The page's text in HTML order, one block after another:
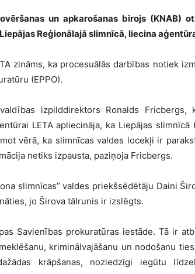
un apkarošanas birojs (KNAB)
Reģionālajā slimnīcā, liecina
zināms, ka procesuālās darbības notiek
(EPPO).
izpilddirektors Ronalds
LETA apliecināja, ka Liepājas
vērā, ka slimnīcas valdes locekļi ir
netiks izpausta, paziņoja Fricbergs.
slimnīcas” valdes priekšsēdētāju Daini
jo Širova tālrunis ir izslēgts.
Savienības prokuratūras iestāde. Tā ir
kriminālvajāšanu un nodošanu
krāpšanas, noziedzīgi iegūtu